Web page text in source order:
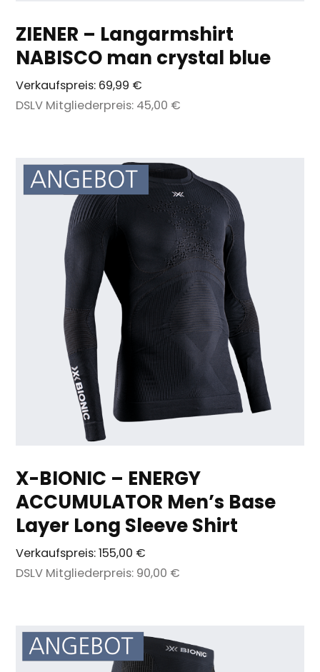
ZIENER – Langarmshirt
NABISCO man crystal blue
Verkaufspreis: 69,99 €
DSLV Mitgliederpreis: 45,00 €
X-BIONIC – ENERGY
ACCUMULATOR Men’s Base
Layer Long Sleeve Shirt
Verkaufspreis:155,00 €
DSLV Mitgliederpreis: 90,00 €